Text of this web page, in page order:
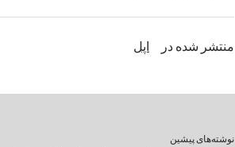
منتشر شده در اپل
نوشته‌های پیشین